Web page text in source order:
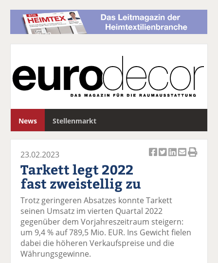
News Stellenmarkt
c
el
a
uf
F
ac
e
el
t
wi
tt
er
n
el
a
Li
n
k
E
me
23.02.2023
Tarkett legt 2022
fast zweistellig zu
Trotz geringeren Absatzes konnte Tarkett
seinen Umsatz im vierten Quartal 2022
gegenüber dem Vorjahreszeitraum steigern:
um 9,4 % auf 789,5 Mio. EUR. Ins Gewicht fielen
dabei die höheren Verkaufspreise und die
Währungsgewinne.